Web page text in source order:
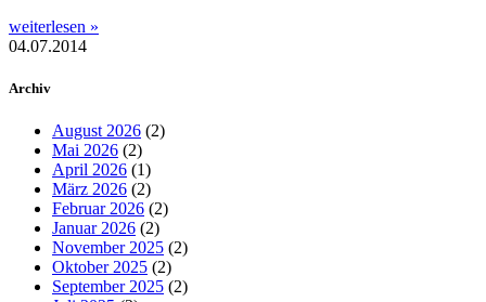
weiterlesen »
04.07.2014
Archiv
August 2026 (2)
Mai 2026 (2)
April 2026 (1)
März 2026 (2)
Februar 2026 (2)
Januar 2026 (2)
November 2025 (2)
Oktober 2025 (2)
September 2025 (2)